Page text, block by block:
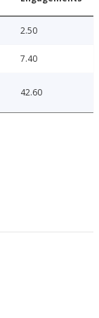
2.50
7.40
42.60